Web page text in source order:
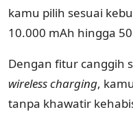
kamu pilih sesuai
10.000 mAh hingga
Dengan fitur canggih
wirelesscharging,
tanpa khawatir